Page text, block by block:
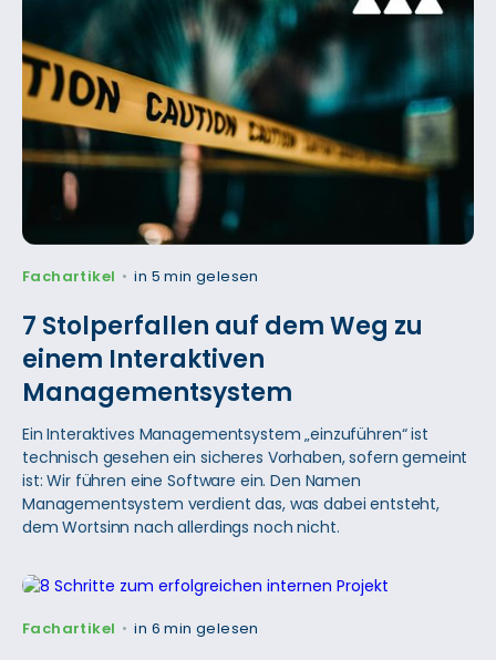
Fachartikel •in 5 min gelesen
7 Stolperfallen auf dem Weg zu
einem Interaktiven
Managementsystem
Ein Interaktives Managementsystem „einzuführen“ ist
technisch gesehen ein sicheres Vorhaben, sofern gemeint
ist: Wir führen eine Software ein. Den Namen
Managementsystem verdient das, was dabei entsteht,
dem Wortsinn nach allerdings noch nicht.
Fachartikel •in 6 min gelesen